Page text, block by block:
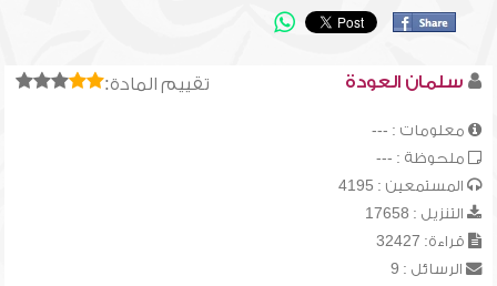
تقييم المادة: سلمان العودة
معلومات : ---
ملحوظة : ---
المستمعين : 4195
التنزيل : 17658
قراءة: 32427
الرسائل : 9